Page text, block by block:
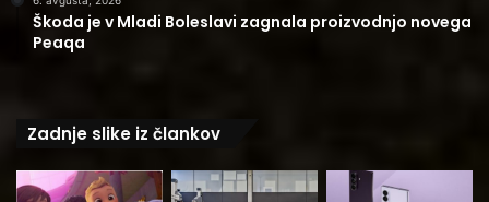
Škoda je v Mladi Boleslavi zagnala proizvodnjo novega
Peaqa
Zadnje slike iz člankov